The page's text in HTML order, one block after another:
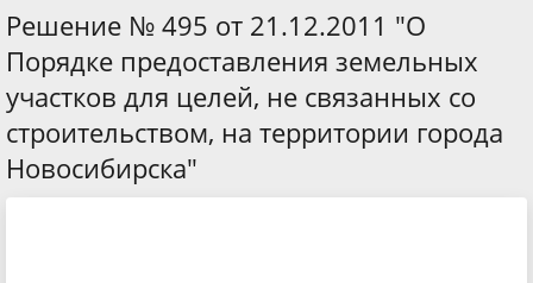
Решение № 495 от 21.12.2011 "О
Порядке предоставления земельных
участков для целей, не связанных со
строительством, на территории города
Новосибирска"